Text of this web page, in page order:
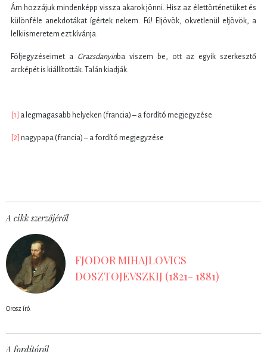
Ám hozzájuk mindenképp vissza akarok jönni. Hisz az élettörténetüket és
különféle anekdotákat ígértek nekem. Fú! Eljövök, okvetlenül eljövök, a
lelkiismeretem ezt kívánja.
Följegyzéseimet a Grazsdanyinba viszem be, ott az egyik szerkesztő
arcképét is kiállították. Talán kiadják.
[1] a legmagasabb helyeken (francia) – a fordító megjegyzése
[2] nagypapa (francia) – a fordító megjegyzése
A cikk szerzőjéről
FJODOR MIHAJLOVICS
DOSZTOJEVSZKIJ (1821- 1881)
Orosz író.
A fordítóról